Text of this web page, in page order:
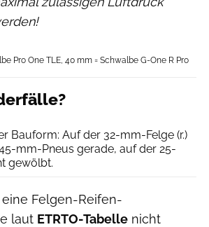
Pro One TLE, 40 mm = Schwalbe G-One R Pro
Bauform: Auf der 32-mm-Felge (r.)
mm-Pneus gerade, auf der 25-
gewölbt.
Felgen-Reifen-
laut ETRTO-Tabelle nicht